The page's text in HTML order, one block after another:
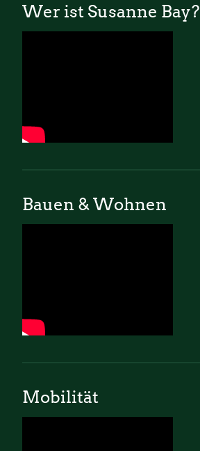
Wer ist Susanne Bay?
Bauen & Wohnen
Mobilität